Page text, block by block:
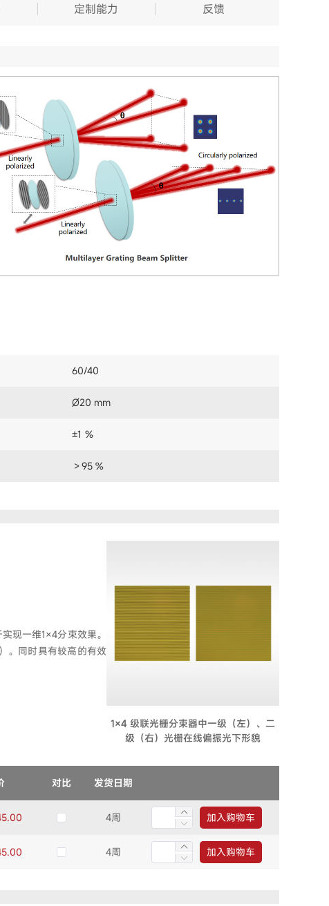
定制能力 反馈
60/40
Ø20 mm
±1 ％
＞95 %
现一维1×4分束效果。
。同时具有较高的有效
1×4 级联光栅分束器中一级（左）、二
级（右）光栅在线偏振光下形貌
对比 发货日期
4周 加入购物车
4周 加入购物车